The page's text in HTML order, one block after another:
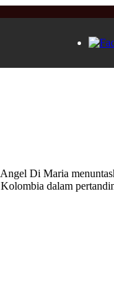
Di Maria
dalam